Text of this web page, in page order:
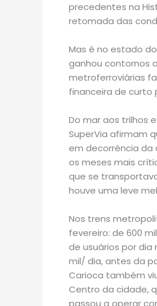
precedentes na
retomada das
Mas é no estado
ganhou contornos
metroferroviárias
financeira de curto
Do mar aos trilhos
SuperVia afirmam
em decorrência da
os meses mais
que se
houve uma leve
Nos trens
fevereiro: de 600
de usuários por dia
mil/ dia, antes da
Carioca também
Centro da cidade,
passou a operar